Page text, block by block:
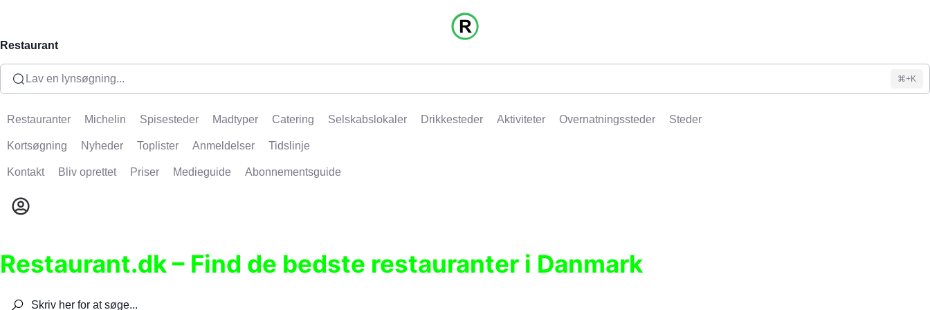
Restaurant
Lav en lynsøgning... ⌘+K
Restauranter Michelin Spisesteder Madtyper Catering Selskabslokaler Drikkesteder Aktiviteter Overnatningssteder Steder
Kortsøgning Nyheder Toplister Anmeldelser Tidslinje
Kontakt Bliv oprettet Priser Medieguide Abonnementsguide
Restaurant.dk – Find de bedste restauranter i Danmark